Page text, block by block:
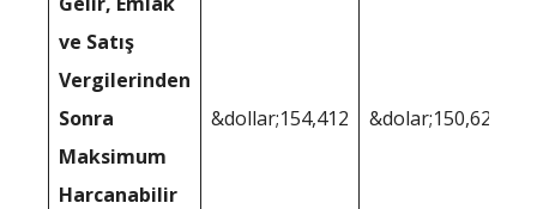
ve Satış
Vergilerinden
Sonra
Maksimum
Harcanabilir
&dollar;154,412 &dolar;150,621